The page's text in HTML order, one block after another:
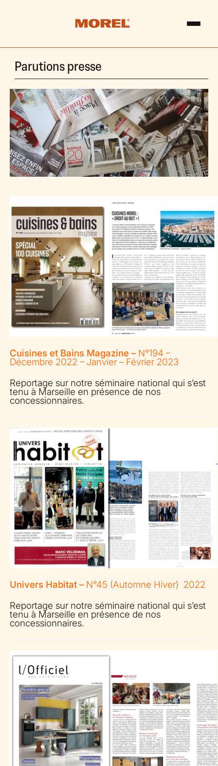
Parutions presse
Cuisines et Bains Magazine –N°194 –
Décembre 2022 – Janvier – Février 2023
Reportage sur notre séminaire national qui s’est
tenu à Marseille en présence de nos
concessionnaires.
Univers Habitat –N°45 (Automne Hiver) 2022
Reportage sur notre séminaire national qui s’est
tenu à Marseille en présence de nos
concessionnaires.